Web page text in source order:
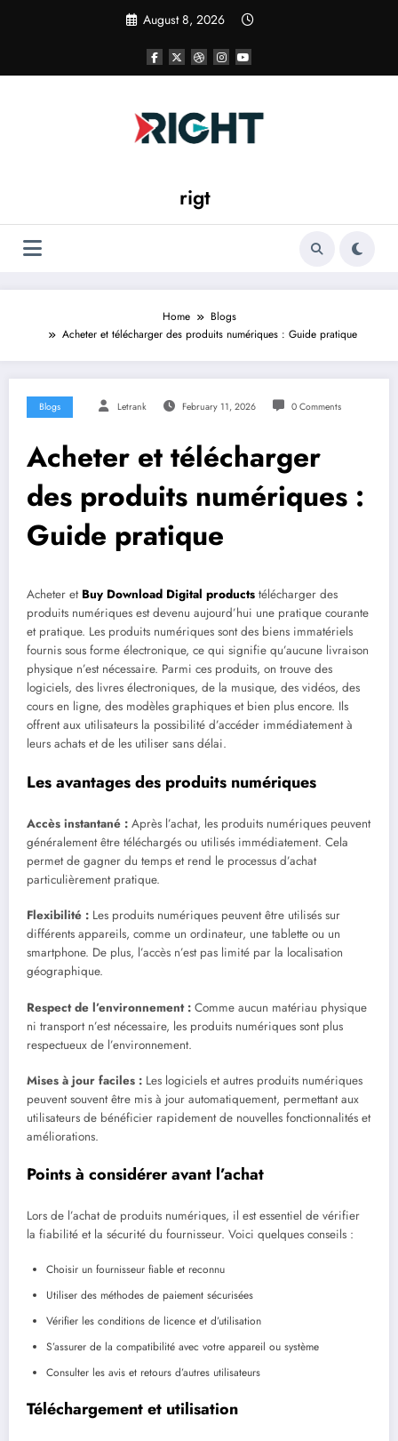
August 8, 2026
rigt
Home
Blogs
Acheter et télécharger des produits numériques : Guide pratique
Blogs Letrank February 11, 2026 0 Comments
Acheter et télécharger
des produits numériques :
Guide pratique
Acheter et Buy Download Digital products télécharger des
produits numériques est devenu aujourd’hui une pratique courante
et pratique. Les produits numériques sont des biens immatériels
fournis sous forme électronique, ce qui signifie qu’aucune livraison
physique n’est nécessaire. Parmi ces produits, on trouve des
logiciels, des livres électroniques, de la musique, des vidéos, des
cours en ligne, des modèles graphiques et bien plus encore. Ils
offrent aux utilisateurs la possibilité d’accéder immédiatement à
leurs achats et de les utiliser sans délai.
Les avantages des produits numériques
Accès instantané : Après l’achat, les produits numériques peuvent
généralement être téléchargés ou utilisés immédiatement. Cela
permet de gagner du temps et rend le processus d’achat
particulièrement pratique.
Flexibilité : Les produits numériques peuvent être utilisés sur
différents appareils, comme un ordinateur, une tablette ou un
smartphone. De plus, l’accès n’est pas limité par la localisation
géographique.
Respect de l’environnement : Comme aucun matériau physique
ni transport n’est nécessaire, les produits numériques sont plus
respectueux de l’environnement.
Mises à jour faciles : Les logiciels et autres produits numériques
peuvent souvent être mis à jour automatiquement, permettant aux
utilisateurs de bénéficier rapidement de nouvelles fonctionnalités et
améliorations.
Points à considérer avant l’achat
Lors de l’achat de produits numériques, il est essentiel de vérifier
la fiabilité et la sécurité du fournisseur. Voici quelques conseils :
Choisir un fournisseur fiable et reconnu
Utiliser des méthodes de paiement sécurisées
Vérifier les conditions de licence et d’utilisation
S’assurer de la compatibilité avec votre appareil ou système
Consulter les avis et retours d’autres utilisateurs
Téléchargement et utilisation